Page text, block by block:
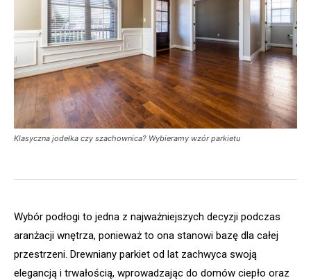
Klasyczna jodełka czy szachownica? Wybieramy wzór parkietu
Wybór podłogi to jedna z najważniejszych decyzji podczas
aranżacji wnętrza, ponieważ to ona stanowi bazę dla całej
przestrzeni. Drewniany parkiet od lat zachwyca swoją
elegancją i trwałością, wprowadzając do domów ciepło oraz